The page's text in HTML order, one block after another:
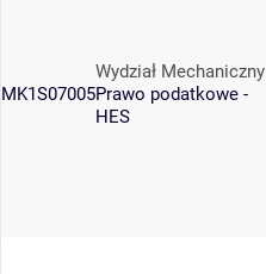
MK1S07005
Wydział Mechaniczny
Prawo podatkowe -
HES